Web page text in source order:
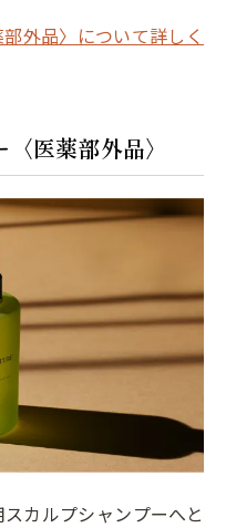
外品〉について詳しく
医薬部外品〉
カルプシャンプーへと